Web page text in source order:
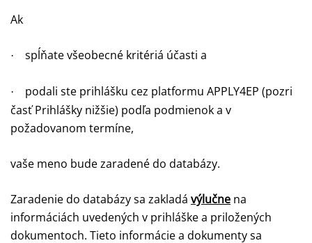
Ak
· spĺňate všeobecné kritériá účasti a
·
podali ste prihlášku cez platformu APPLY4EP (pozri
časť Prihlášky nižšie) podľa podmienok a v
požadovanom termíne,
vaše meno bude zaradené do databázy.
Zaradenie do databázy sa zakladá výlučne na
informáciách uvedených v prihláške a priložených
dokumentoch. Tieto informácie a dokumenty sa